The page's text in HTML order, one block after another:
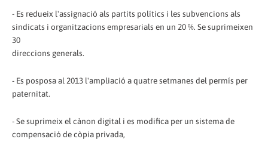
- Es redueix l'assignació als partits polítics i les subvencions als
sindicats i organitzacions empresarials en un 20 %. Se suprimeixen
30
direccions generals.
- Es posposa al 2013 l'ampliació a quatre setmanes del permís per
paternitat.
- Se suprimeix el cànon digital i es modifica per un sistema de
compensació de còpia privada,